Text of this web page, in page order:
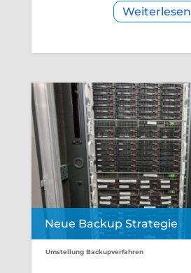
Weiterlesen
Neue Backup Strategie
Umstellung Backupverfahren